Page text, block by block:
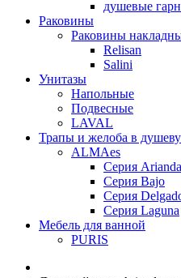
душевые
Раковины
Раковины
Relisan
Salini
Унитазы
Напольные
Подвесные
LAVAL
Трапы и желоба в
ALMAes
Серия Arianda
Серия Bajo
Серия
Серия Laguna
Мебель для ванной
PURIS